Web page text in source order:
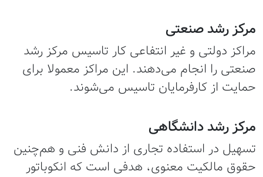
مرکز رشد صنعتی
مراکز دولتی و غیر انتفاعی کار تاسیس مرکز رشد
صنعتی را انجام می‌دهند. این مراکز معمولا برای
حمایت از کارفرمایان تاسیس می‌شوند.
مرکز رشد دانشگاهی
تسهیل در استفاده تجاری از دانش فنی و هم‌چنین
حقوق مالکیت معنوی، هدفی است که انکوباتور